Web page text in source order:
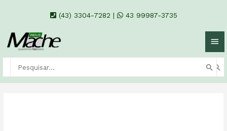
(43) 3304-7282 | 43 99987-3735